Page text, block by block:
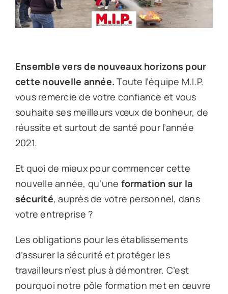
Ensemble vers de nouveaux horizons pour
cette nouvelle année. Toute l’équipe M.I.P.
vous remercie de votre confiance et vous
souhaite ses meilleurs vœux de bonheur, de
réussite et surtout de santé pour l’année
2021.
Et quoi de mieux pour commencer cette
nouvelle année, qu’une formation sur la
sécurité, auprès de votre personnel, dans
votre entreprise ?
Les obligations pour les établissements
d’assurer la sécurité et protéger les
travailleurs n’est plus à démontrer. C’est
pourquoi notre pôle formation met en œuvre